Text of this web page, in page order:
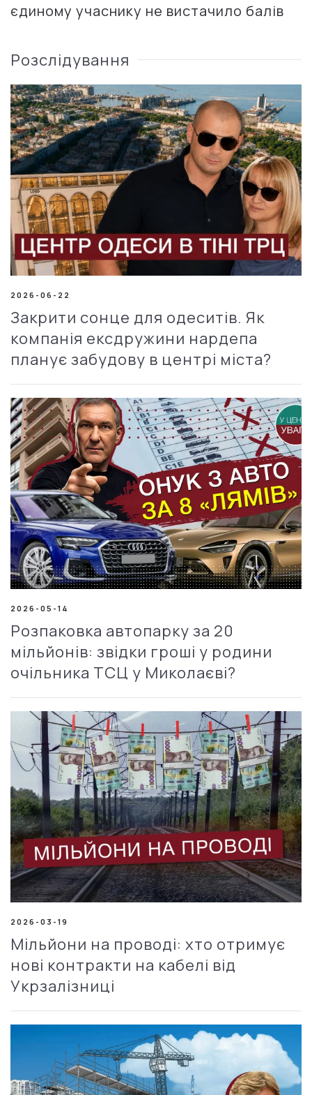
єдиному учаснику не вистачило балів
Розслідування
2026-06-22
Закрити сонце для одеситів. Як
компанія ексдружини нардепа
планує забудову в центрі міста?
2026-05-14
Розпаковка автопарку за 20
мільйонів: звідки гроші у родини
очільника ТСЦ у Миколаєві?
2026-03-19
Мільйони на проводі: хто отримує
нові контракти на кабелі від
Укрзалізниці